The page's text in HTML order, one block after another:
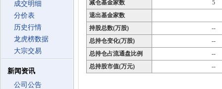
成交明细
分价表
历史行情
龙虎榜数据
大宗交易
新闻资讯
公司公告
减仓基金家数
5
退出基金家数
持股总数(万股)
--
总持仓变化(万股)
--
总持仓占流通盘比例
--
总持股市值(万元)
--